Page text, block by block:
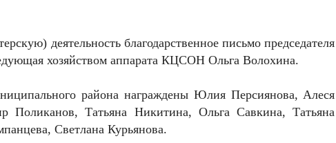
деятельность благодарственное письмо председателя
хозяйством аппарата КЦСОН Ольга Волохина.
района награждены Юлия Персиянова, Алеся
Татьяна Никитина, Ольга Савкина, Татьяна
Светлана Курьянова.